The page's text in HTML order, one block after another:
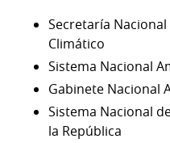
Secretaría
Climático
Sistema Nacional
Gabinete Nacional
Sistema Nacional
la República